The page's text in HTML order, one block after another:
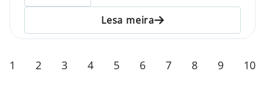
Lesa meira
1 2 3 4 5 6 7 8 9 10